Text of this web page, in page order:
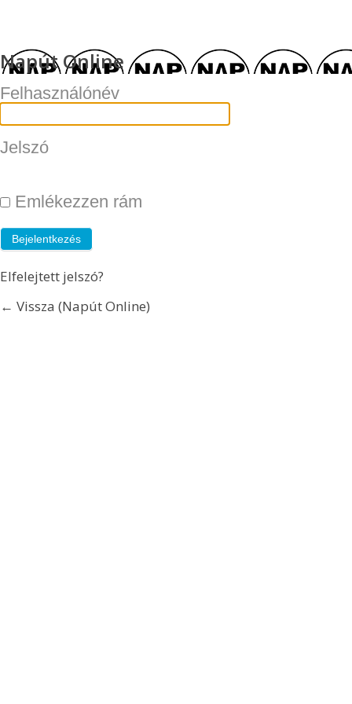
Napút Online
Felhasználónév
Jelszó
Emlékezzen rám
Elfelejtett jelszó?
← Vissza (Napút Online)